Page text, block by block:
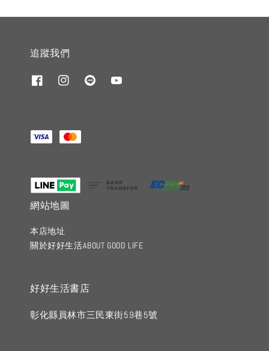
追蹤我們
網站地圖
本店地址
關於好好生活ABOUT GOOD LIFE
好好生活書店
彰化縣員林市三民東街59巷5號